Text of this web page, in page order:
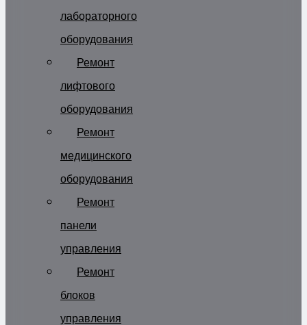
лабораторного
оборудования
Ремонт
лифтового
оборудования
Ремонт
медицинского
оборудования
Ремонт
панели
управления
Ремонт
блоков
управления